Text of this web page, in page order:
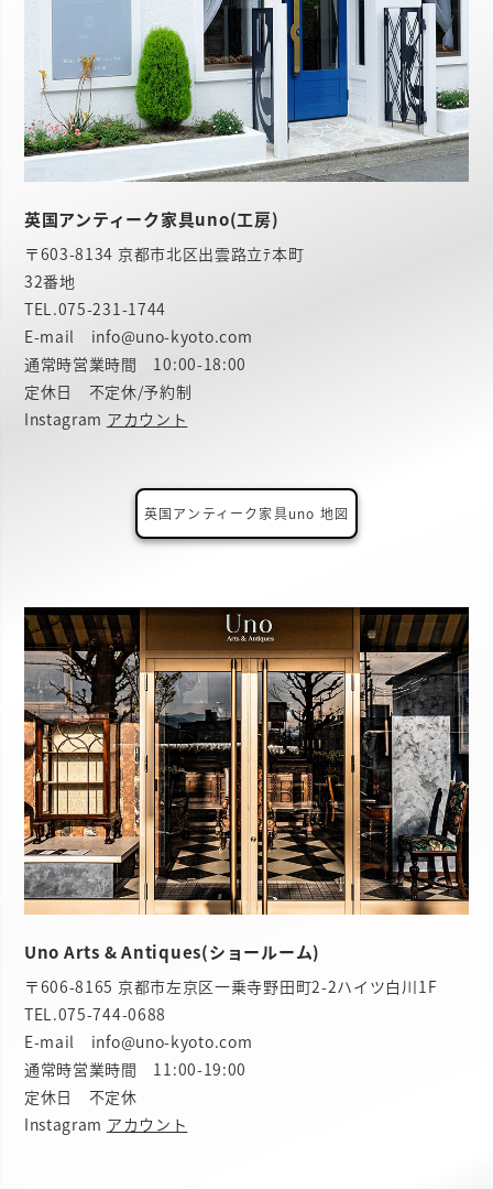
英国アンティーク家具uno(工房)
〒603-8134 京都市北区出雲路立ﾃ本町
32番地
TEL.075-231-1744
E-mail info@uno-kyoto.com
通常時営業時間 10:00-18:00
定休日 不定休/予約制
Instagram アカウント
英国アンティーク家具uno 地図
Uno Arts & Antiques(ショールーム)
〒606-8165 京都市左京区一乗寺野田町2-2ハイツ白川1F
TEL.075-744-0688
E-mail info@uno-kyoto.com
通常時営業時間 11:00-19:00
定休日 不定休
Instagram アカウント